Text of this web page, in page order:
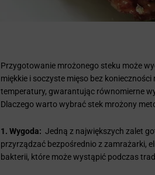
Przygotowanie mrożonego steku może
miękkie i soczyste mięso bez
temperatury, gwarantując równomierne
Dlaczego warto wybrać stek mrożony
1. Wygoda: Jedną z największych zalet
przyrządzać bezpośrednio z zamrażarki,
bakterii, które może wystąpić podczas